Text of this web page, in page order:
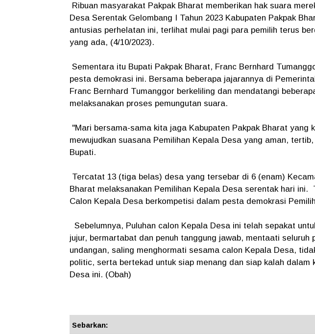
Ribuan masyarakat Pakpak Bharat memberikan hak suara
Desa Serentak Gelombang I Tahun 2023 Kabupaten Pakpak
antusias perhelatan ini, terlihat mulai pagi para pemilih terus
yang ada, (4/10/2023).
Sementara itu Bupati Pakpak Bharat, Franc Bernhard
pesta demokrasi ini. Bersama beberapa jajarannya di
Franc Bernhard Tumanggor berkeliling dan mendatangi
melaksanakan proses pemungutan suara.
"Mari bersama-sama kita jaga Kabupaten Pakpak Bharat yang
mewujudkan suasana Pemilihan Kepala Desa yang aman,
Bupati.
Tercatat 13 (tiga belas) desa yang tersebar di 6 (enam)
Bharat melaksanakan Pemilihan Kepala Desa serentak hari ini.
Calon Kepala Desa berkompetisi dalam pesta demokrasi
Sebelumnya, Puluhan calon Kepala Desa ini telah sepakat
jujur, bermartabat dan penuh tanggung jawab, mentaati seluruh
undangan, saling menghormati sesama calon Kepala Desa,
politic, serta bertekad untuk siap menang dan siap kalah dalam
Desa ini. (Obah)
Sebarkan: